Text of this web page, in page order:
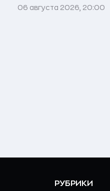
06 августа 2026, 20:00
РУБРИКИ